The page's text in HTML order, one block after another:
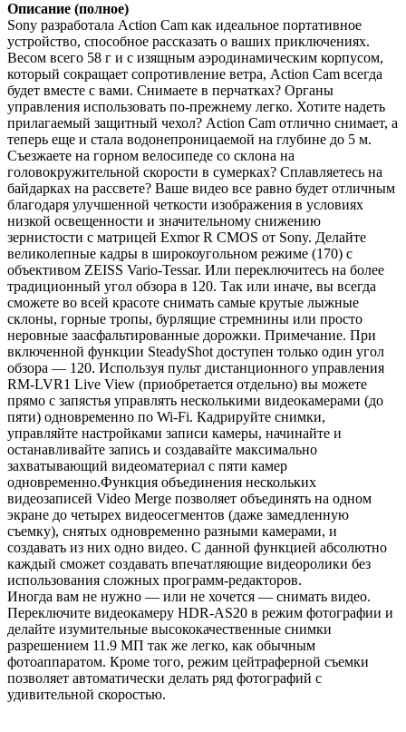
Описание (полное)
Sony разработала Action Cam как идеальное портативное
устройство, способное рассказать о ваших приключениях.
Весом всего 58 г и с изящным аэродинамическим корпусом,
который сокращает сопротивление ветра, Action Cam всегда
будет вместе с вами. Снимаете в перчатках? Органы
управления использовать по-прежнему легко. Хотите надеть
прилагаемый защитный чехол? Action Cam отлично снимает, а
теперь еще и стала водонепроницаемой на глубине до 5 м.
Съезжаете на горном велосипеде со склона на
головокружительной скорости в сумерках? Сплавляетесь на
байдарках на рассвете? Ваше видео все равно будет отличным
благодаря улучшенной четкости изображения в условиях
низкой освещенности и значительному снижению
зернистости с матрицей Exmor R CMOS от Sony. Делайте
великолепные кадры в широкоугольном режиме (170) с
объективом ZEISS Vario-Tessar. Или переключитесь на более
традиционный угол обзора в 120. Так или иначе, вы всегда
сможете во всей красоте снимать самые крутые лыжные
склоны, горные тропы, бурлящие стремнины или просто
неровные заасфальтированные дорожки. Примечание. При
включенной функции SteadyShot доступен только один угол
обзора — 120. Используя пульт дистанционного управления
RM-LVR1 Live View (приобретается отдельно) вы можете
прямо с запястья управлять несколькими видеокамерами (до
пяти) одновременно по Wi-Fi. Кадрируйте снимки,
управляйте настройками записи камеры, начинайте и
останавливайте запись и создавайте максимально
захватывающий видеоматериал с пяти камер
одновременно.Функция объединения нескольких
видеозаписей Video Merge позволяет объединять на одном
экране до четырех видеосегментов (даже замедленную
съемку), снятых одновременно разными камерами, и
создавать из них одно видео. С данной функцией абсолютно
каждый сможет создавать впечатляющие видеоролики без
использования сложных программ-редакторов.
Иногда вам не нужно — или не хочется — снимать видео.
Переключите видеокамеру HDR-AS20 в режим фотографии и
делайте изумительные высококачественные снимки
разрешением 11.9 МП так же легко, как обычным
фотоаппаратом. Кроме того, режим цейтраферной съемки
позволяет автоматически делать ряд фотографий с
удивительной скоростью.